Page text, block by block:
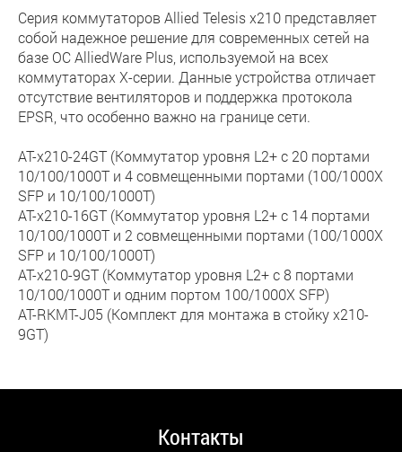
Серия коммутаторов Allied Telesis x210 представляет
собой надежное решение для современных сетей на
базе ОС AlliedWare Plus, используемой на всех
коммутаторах Х-серии. Данные устройства отличает
отсутствие вентиляторов и поддержка протокола
EPSR, что особенно важно на границе сети.
AT-x210-24GT (Коммутатор уровня L2+ с 20 портами
10/100/1000T и 4 совмещенными портами (100/1000X
SFP и 10/100/1000T)
AT-x210-16GT (Коммутатор уровня L2+ с 14 портами
10/100/1000T и 2 совмещенными портами (100/1000X
SFP и 10/100/1000T)
AT-x210-9GT (Коммутатор уровня L2+ с 8 портами
10/100/1000T и одним портом 100/1000X SFP)
AT-RKMT-J05 (Комплект для монтажа в стойку x210-
9GT)
Контакты